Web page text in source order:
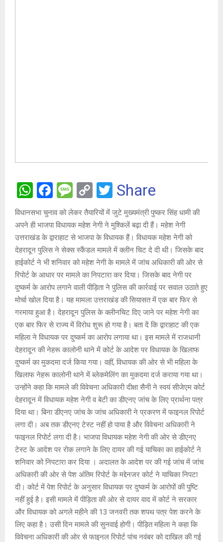
W
h
at
s
A
p
p
F
a
ce
b
o
o
k
M
es
s
a
g
e
C
o
py
Li
n
k
T
wi
tt
er
Share
विधानसभा चुनाव को लेकर तैयारियों में जुटे मुख्यमंत्री पुष्कर सिंह धामी की
अपने ही भाजपा विधायक महेश नेगी ने मुश्किलें बढ़ा दी हैं। महेश नेगी
उत्तराखंड के द्वाराहाट से भाजपा के विधायक हैं। विधायक महेश नेगी को
देहरादून पुलिस ने सेक्स स्कैंडल मामले में क्लीन चिट दे दी थी। जिसके बाद
हाईकोर्ट ने भी शनिवार को महेश नेगी के मामले में जांच अधिकारी की ओर से
रिपोर्ट के आधार पर मामले का निपटारा कर दिया। जिसके बाद नेगी पर
दुष्कर्म के आरोप लगाने वाली पीड़िता ने पुलिस की कार्रवाई पर सवाल उठाते हुए
मोर्चा खोल दिया है। यह मामला उत्तराखंड की सियासत में एक बार फिर से
गरमाया हुआ है। देहरादून पुलिस के क्लीनचिट दिए जाने पर महेश नेगी का
एक बार फिर से राज्य में विरोध शुरू हो गया है। बता दें कि द्वाराहाट की एक
महिला ने विधायक पर दुष्कर्म का आरोप लगाया था। इस मामले में राजधानी
देहरादून की नेहरू कालोनी थाने में कोर्ट के आदेश पर विधायक के खिलाफ
दुष्कर्म का मुकदमा दर्ज किया गया। वहीं, विधायक की ओर से भी महिला के
खिलाफ नेहरू कालोनी थाने में ब्लेकमेलिंग का मुकदमा दर्ज कराया गया था।
उन्होंने कहा कि मामले की विवेचना अधिकारी दीक्षा सैनी ने स्वयं सीजेएम कोर्ट
देहरादून में विधायक महेश नेगी व बेटी का डीएनए जांच के लिए प्रार्थना पत्र
दिया था। बिना डीएनए जांच के जांच अधिकारी ने प्रकरण में फाइनल रिपोर्ट
लगा दी। अब तक डीएनए टेस्ट नहीं हो पाया है और विवेचना अधिकारी ने
फाइनल रिपोर्ट लगा दी है। भाजपा विधायक महेश नेगी की ओर से डीएनए
टेस्ट के आदेश पर रोक लगाने के लिए दायर की गई याचिका का हाईकोर्ट ने
शनिवार को निपटारा कर दिया । अदालत के आदेश पर की गई जांच में जांच
अधिकारी की ओर से पेश अंतिम रिपोर्ट के मद्देनजर कोर्ट ने याचिका निपटा
दी। कोर्ट में पेश रिपोर्ट के अनुसार विधायक पर दुष्कर्म के आरोपों की पुष्टि
नहीं हुई है। इसी मामले में पीड़िता की ओर से दायर वाद में कोर्ट ने सरकार
और विधायक को अगले महीने की 13 जनवरी तक शपथ पत्र पेश करने के
लिए कहा है। उसी दिन मामले की सुनवाई होगी। पीड़ित महिला ने कहा कि
विवेचना अधिकारी की ओर से फाइनल रिपोर्ट पांच नवंबर को दाखिल की गई